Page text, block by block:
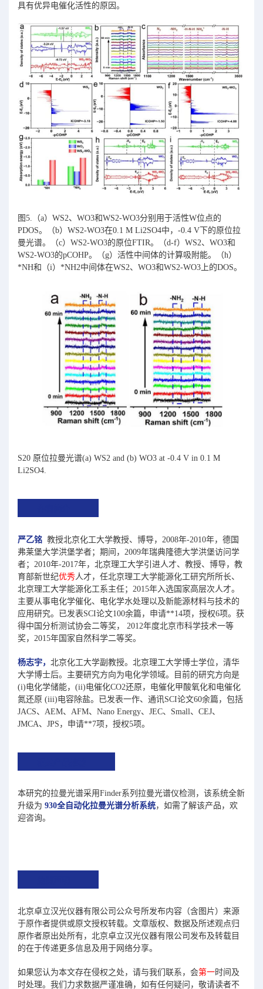
具有优异电催化活性的原因。
图5.（a）WS2、WO3和WS2-WO3分别用于活性W位点的
PDOS。（b）WS2-WO3在0.1 M Li2SO4中，-0.4 V下的原位拉
曼光谱。（c）WS2-WO3的原位FTIR。（d-f）WS2、WO3和
WS2-WO3的pCOHP。（g）活性中间体的计算吸附能。（h）
*NH和（i）*NH2中间体在WS2、WO3和WS2-WO3上的DOS。
S20 原位拉曼光谱(a) WS2 and (b) WO3 at -0.4 V in 0.1 M
Li2SO4.
严乙铭 教授北京化工大学教授、博导，2008年-2010年，德国
弗莱堡大学洪堡学者；期间，2009年瑞典隆德大学洪堡访问学
者；2010年-2017年，北京理工大学引进人才、教授、博导，教
育部新世纪优秀人才，任北京理工大学能源化工研究所所长、
北京理工大学能源化工系主任；2015年入选国家高层次人才。
主要从事电化学催化、电化学水处理以及新能源材料与技术的
应用研究。已发表SCI论文100余篇，申请**14项，授权6项。获
得中国分析测试协会二等奖， 2012年度北京市科学技术一等
奖，2015年国家自然科学二等奖。
杨志宇， 北京化工大学副教授。北京理工大学博士学位，清华
大学博士后。主要研究方向为电化学领域。目前的研究方向是
(i)电化学储能，(ii)电催化CO2还原，电催化甲酸氧化和电催化
氮还原 (iii)电容除盐。已发表一作、通讯SCI论文60余篇，包括
JACS、AEM、AFM、Nano Energy、JEC、Small、CEJ、
JMCA、JPS，申请**7项，授权5项。
本研究的拉曼光谱采用Finder系列拉曼光谱仪检测，该系统全新
升级为 930全自动化拉曼光谱分析系统，如需了解该产品，欢
迎咨询。
北京卓立汉光仪器有限公司公众号所发布内容（含图片）来源
于原作者提供或原文授权转载。文章版权、数据及所述观点归
原作者原出处所有，北京卓立汉光仪器有限公司发布及转载目
的在于传递更多信息及用于网络分享。
如果您认为本文存在侵权之处，请与我们联系，会第一时间及
时处理。我们力求数据严谨准确，如有任何疑问，敬请读者不